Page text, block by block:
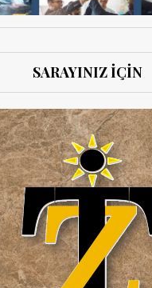
SARAYINIZ İÇİN